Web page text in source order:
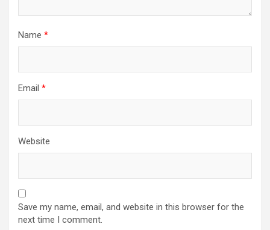
Name *
Email *
Website
Save my name, email, and website in this browser for the
next time I comment.